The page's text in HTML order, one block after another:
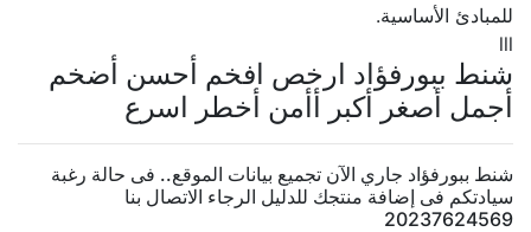
للمبادئ الأساسية.
شنط ببورفؤاد ارخص افخم أحسن أضخم
أجمل أصغر أكبر أأمن أخطر اسرع
شنط ببورفؤاد جاري الآن تجميع بيانات الموقع.. فى حالة رغبة
سيادتكم فى إضافة منتجك للدليل الرجاء الاتصال بنا
20237624569